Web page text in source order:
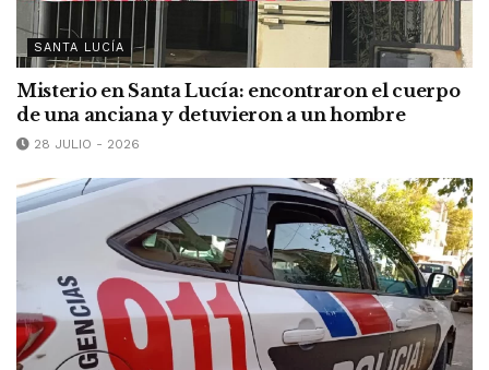
SANTA LUCÍA
Misterio en Santa Lucía: encontraron el cuerpo
de una anciana y detuvieron a un hombre
28 JULIO - 2026